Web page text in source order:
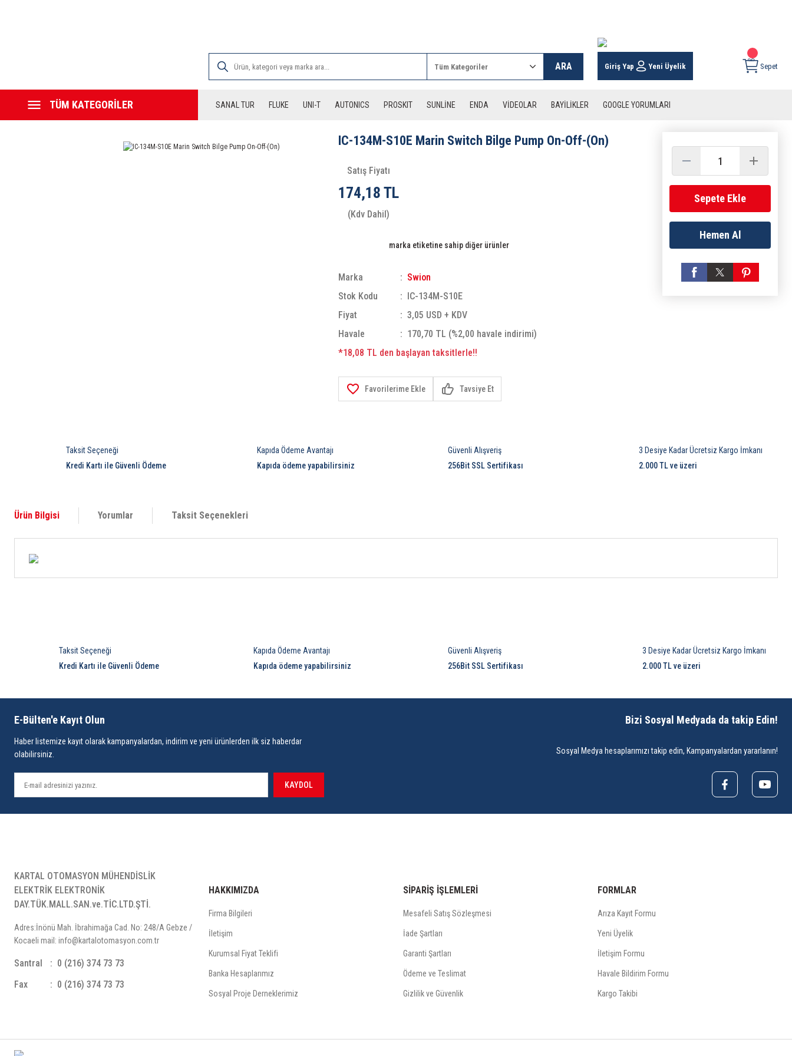
ARA Giriş Yap Yeni Üyelik Sepet
TÜM KATEGORİLER SANAL TUR FLUKE UNI-T AUTONICS PROSKIT SUNLİNE ENDA VİDEOLAR BAYİLİKLER GOOGLE YORUMLARI
IC-134M-S10E Marin Switch Bilge Pump On-Off-(On)
Satış Fiyatı
174,18 TL
(Kdv Dahil)
marka etiketine sahip diğer ürünler
Marka
Swion
Stok Kodu
IC-134M-S10E
Fiyat
3,05 USD + KDV
Havale
170,70 TL (%2,00 havale indirimi)
*18,08 TL den başlayan taksitlerle!!
Tavsiye Et
Sepete Ekle
Hemen Al
3 Desiye Kadar Ücretsiz Kargo İmkanı
2.000 TL ve üzeri
Kapıda Ödeme Avantajı
Kapıda ödeme yapabilirsiniz
Güvenli Alışveriş
256Bit SSL Sertifikası
Taksit Seçeneği
Kredi Kartı ile Güvenli Ödeme
Ürün Bilgisi Yorumlar Taksit Seçenekleri
3 Desiye Kadar Ücretsiz Kargo İmkanı
2.000 TL ve üzeri
Kapıda Ödeme Avantajı
Kapıda ödeme yapabilirsiniz
Güvenli Alışveriş
256Bit SSL Sertifikası
Taksit Seçeneği
Kredi Kartı ile Güvenli Ödeme
E-Bülten'e Kayıt Olun
Haber listemize kayıt olarak kampanyalardan, indirim ve yeni ürünlerden ilk siz haberdar
olabilirsiniz.
KAYDOL
Bizi Sosyal Medyada da takip Edin!
Sosyal Medya hesaplarımızı takip edin, Kampanyalardan yararlanın!
KARTAL OTOMASYON MÜHENDİSLİK
ELEKTRİK ELEKTRONİK
DAY.TÜK.MALL.SAN.ve.TİC.LTD.ŞTİ.
Adres:İnönü Mah. İbrahimağa Cad. No: 248/A Gebze /
Kocaeli mail: info@kartalotomasyon.com.tr
Santral
0 (216) 374 73 73
Fax
0 (216) 374 73 73
HAKKIMIZDA
Firma Bilgileri
İletişim
Kurumsal Fiyat Teklifi
Banka Hesaplarımız
Sosyal Proje Derneklerimiz
SİPARİŞ İŞLEMLERİ
Mesafeli Satış Sözleşmesi
İade Şartları
Garanti Şartları
Ödeme ve Teslimat
Gizlilik ve Güvenlik
FORMLAR
Arıza Kayıt Formu
Yeni Üyelik
İletişim Formu
Havale Bildirim Formu
Kargo Takibi